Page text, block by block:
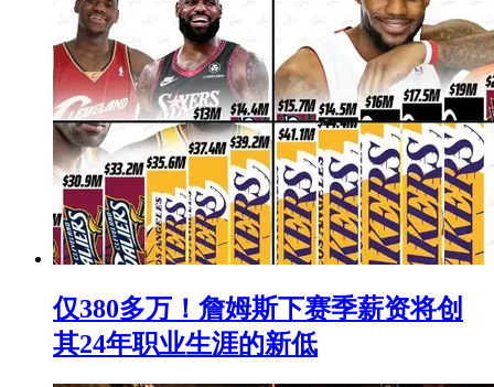
仅380多万！詹姆斯下赛季薪资将创
其24年职业生涯的新低